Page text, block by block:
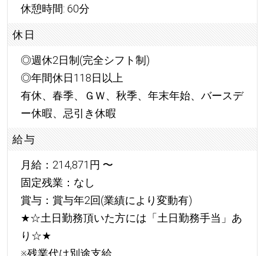
休憩時間: 60分
休日
◎週休2日制(完全シフト制)
◎年間休日118日以上
有休、春季、ＧＷ、秋季、年末年始、バースデ
ー休暇、忌引き休暇
給与
月給：214,871円 〜
固定残業：なし
賞与：賞与年2回(業績により変動有)
★☆土日勤務頂いた方には「土日勤務手当」あ
り☆★
※残業代は別途支給